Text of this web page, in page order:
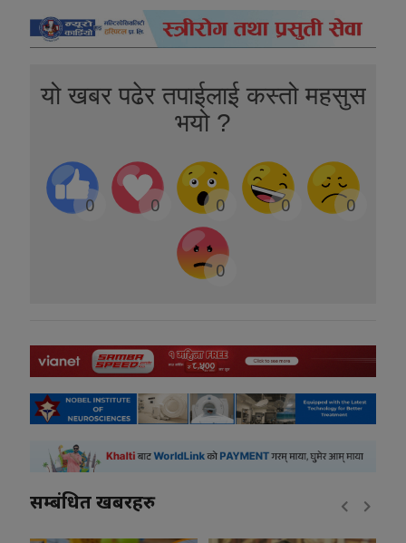
यो खबर पढेर तपाईलाई कस्तो महसुस
भयो ?
0 0 0 0 0
0
सम्बंधित खबरहरु